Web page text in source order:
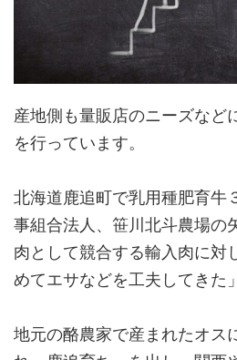
産地側も量販店のニーズなど
を行っています。
北海道鹿追町で乳用種肥育牛
事組合法人、笹川北斗農場の
肉として競合する輸入肉に対
めてエサなどを工夫してきた
地元の酪農家で産まれたオス